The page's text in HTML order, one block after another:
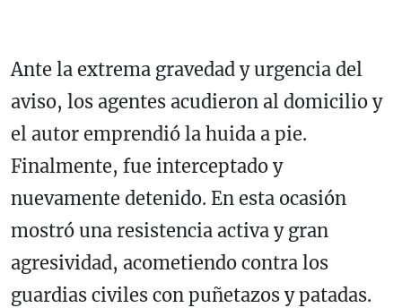
Ante la extrema gravedad y urgencia del
aviso, los agentes acudieron al domicilio y
el autor emprendió la huida a pie.
Finalmente, fue interceptado y
nuevamente detenido. En esta ocasión
mostró una resistencia activa y gran
agresividad, acometiendo contra los
guardias civiles con puñetazos y patadas.